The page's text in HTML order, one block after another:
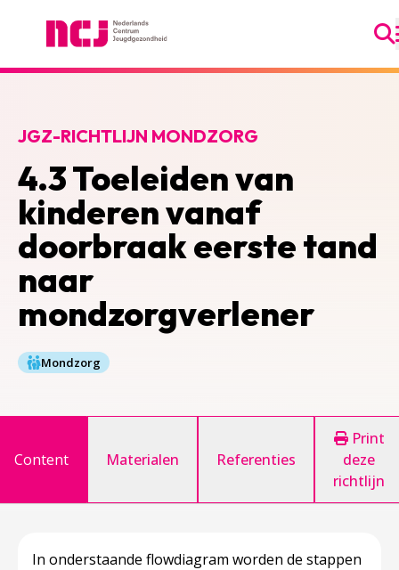
4.3 Toeleiden van
kinderen vanaf
doorbraak eerste tand
naar
mondzorgverlener
JGZ-RICHTLIJN MONDZORG
Mondzorg
Content Materialen Referenties
Print
deze
richtlijn
In onderstaande flowdiagram worden de stappen